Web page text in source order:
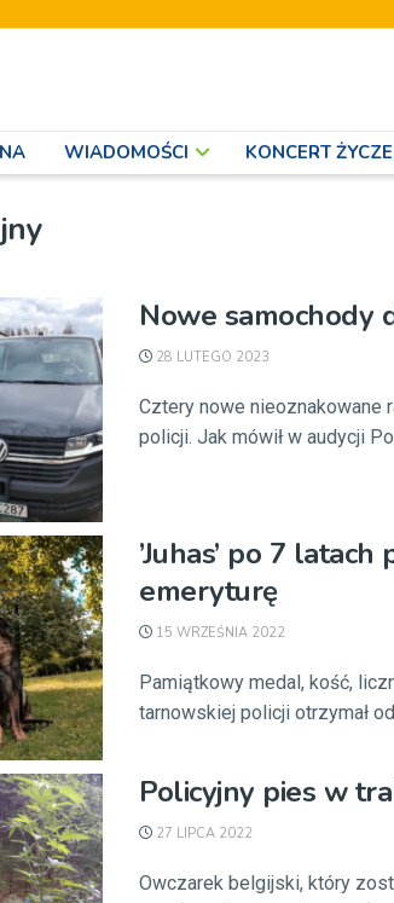
WIADOMOŚCI KONCERT
Nowe samochody
28 LUTEGO 2023
Cztery nowe nieoznakowane
policji. Jak mówił w audycji
’Juhas’ po 7
emeryturę
15 WRZEŚNIA 2022
Pamiątkowy medal, kość,
tarnowskiej policji otrzymał
Policyjny pies w
27 LIPCA 2022
Owczarek belgijski, który